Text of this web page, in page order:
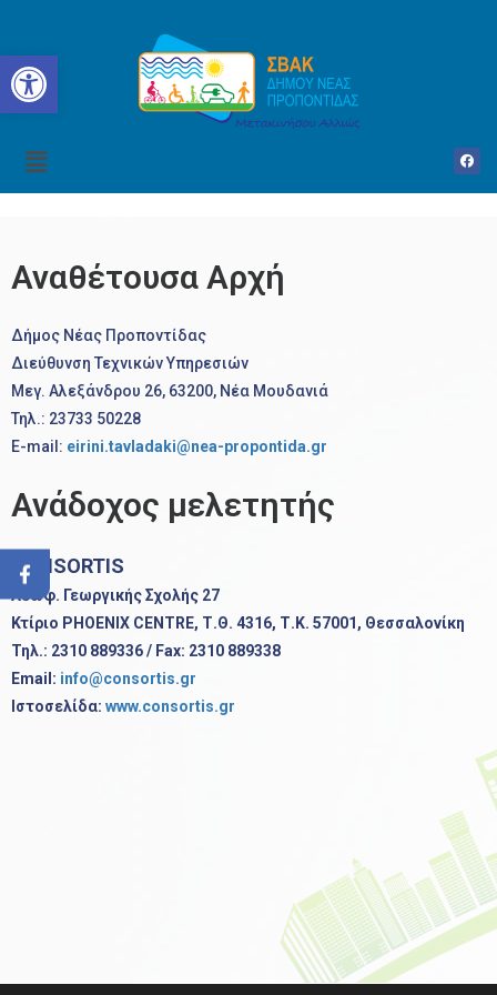
Open toolbar
Αναθέτουσα Αρχή
Δήμος Νέας Προποντίδας
Διεύθυνση Τεχνικών Υπηρεσιών
Μεγ. Αλεξάνδρου 26, 63200, Νέα Μουδανιά
Τηλ.: 23733 50228
Ε-mail: eirini.tavladaki@nea-propontida.gr
Ανάδοχος μελετητής
CONSORTIS
Λεωφ. Γεωργικής Σχολής 27
Κτίριο PHOENIX CENTRE, Τ.Θ. 4316, Τ.Κ. 57001, Θεσσαλονίκη
Τηλ.: 2310 889336 / Fax: 2310 889338
Email: info@consortis.gr
Ιστοσελίδα: www.consortis.gr